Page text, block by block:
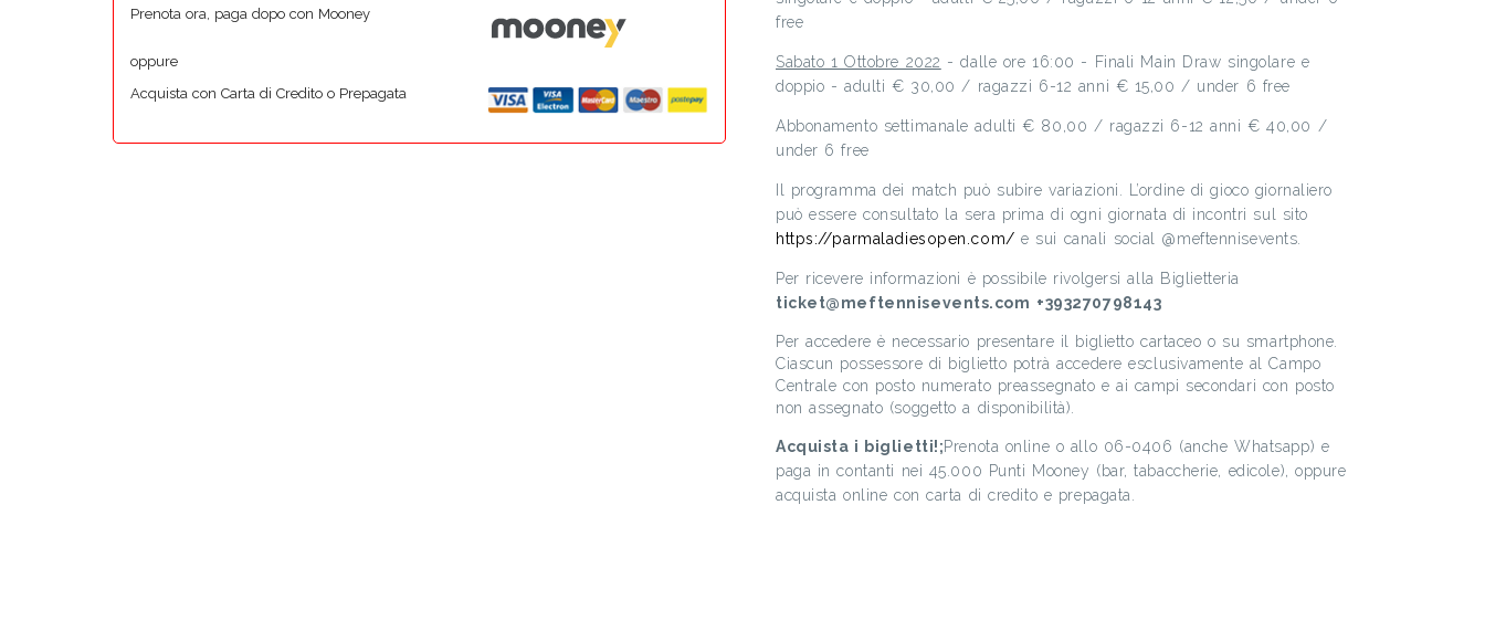
Prenota ora, paga dopo con Mooney
oppure
Acquista con Carta di Credito o Prepagata
free
Sabato 1 Ottobre 2022 - dalle ore 16:00 - Finali Main Draw singolare e
doppio - adulti € 30,00 / ragazzi 6-12 anni € 15,00 / under 6 free
Abbonamento settimanale adulti € 80,00 / ragazzi 6-12 anni € 40,00 /
under 6 free
Il programma dei match può subire variazioni. L’ordine di gioco giornaliero
può essere consultato la sera prima di ogni giornata di incontri sul sito
https://parmaladiesopen.com/ e sui canali social @meftennisevents.
Per ricevere informazioni è possibile rivolgersi alla Biglietteria
ticket@meftennisevents.com +393270798143
Per accedere è necessario presentare il biglietto cartaceo o su smartphone.
Ciascun possessore di biglietto potrà accedere esclusivamente al Campo
Centrale con posto numerato preassegnato e ai campi secondari con posto
non assegnato (soggetto a disponibilità).
Acquista i biglietti!;Prenota online o allo 06-0406 (anche Whatsapp) e
paga in contanti nei 45.000 Punti Mooney (bar, tabaccherie, edicole), oppure
acquista online con carta di credito e prepagata.